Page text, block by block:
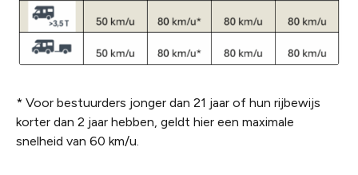
* Voor bestuurders jonger dan 21 jaar of hun rijbewijs
korter dan 2 jaar hebben, geldt hier een maximale
snelheid van 60 km/u.